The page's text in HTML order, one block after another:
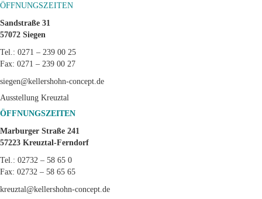
ÖFFNUNGSZEITEN
Sandstraße 31
57072 Siegen
Tel.: 0271 – 239 00 25
Fax: 0271 – 239 00 27
siegen@kellershohn-concept.de
Ausstellung Kreuztal
ÖFFNUNGSZEITEN
Marburger Straße 241
57223 Kreuztal-Ferndorf
Tel.: 02732 – 58 65 0
Fax: 02732 – 58 65 65
kreuztal@kellershohn-concept.de